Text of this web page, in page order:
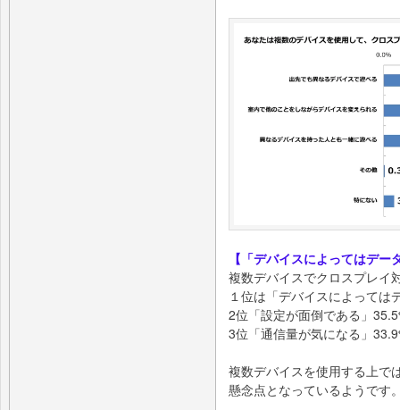
【「デバイスによってはデ
複数デバイスでクロスプレイ
１位は「デバイスによっては
2位「設定が面倒である」
3位「通信量が気になる」
複数デバイスを使用する上で
懸念点となっているようです